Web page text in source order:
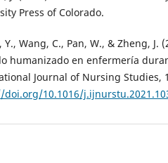
Press of Colorado.
Y., Wang, C., Pan, W., & Zheng, J.
humanizado en enfermería
Journal of Nursing Studies,
10.1016/